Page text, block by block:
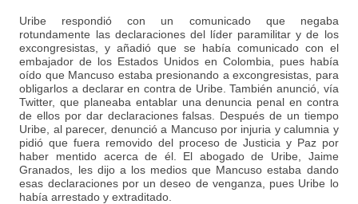
Uribe respondió con un comunicado que negaba
rotundamente las declaraciones del líder paramilitar y de los
excongresistas, y añadió que se había comunicado con el
embajador de los Estados Unidos en Colombia, pues había
oído que Mancuso estaba presionando a excongresistas, para
obligarlos a declarar en contra de Uribe. También anunció, vía
Twitter, que planeaba entablar una denuncia penal en contra
de ellos por dar declaraciones falsas. Después de un tiempo
Uribe, al parecer, denunció a Mancuso por injuria y calumnia y
pidió que fuera removido del proceso de Justicia y Paz por
haber mentido acerca de él. El abogado de Uribe, Jaime
Granados, les dijo a los medios que Mancuso estaba dando
esas declaraciones por un deseo de venganza, pues Uribe lo
había arrestado y extraditado.